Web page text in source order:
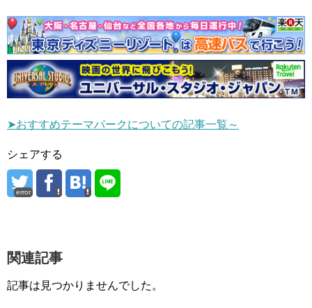
➤おすすめテーマパークについての記事一覧～
シェアする
error
関連記事
記事は見つかりませんでした。